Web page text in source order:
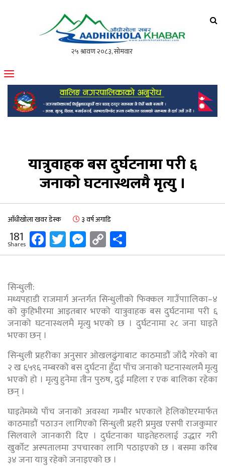
मोफसलकै लोकप्रिय अनलाइन पत्रिका
यात्रुवाहक बस दुर्घटनामा परी ६
जनाको घटनास्थलमै मृत्यु ।
आँधीखोला खवर डेस्क ३ वर्ष अगाडि
181
Shares Facebook
Twitter
Messenger
Copy
Link
सिन्धुली:
मध्यपहाडी राजमार्ग अन्तर्गत सिन्धुलीको फिक्कल गाउँपाालिका–४
को कुहिभीरमा आइतबार भएको यात्रुवाहक बस दुर्घटनामा परी ६
जनाको घटनास्थलमै मृत्यु भएको छ । दुर्घटनामा २८ जना घाइते
भएका छन् ।
सिन्धुली प्रहरीका अनुसार ओखलढुंगाबाट काठमाडौं जाँदै गरेको बा
२ ख ६५९६ नम्बरको बस दुर्घटना हुँदा पाँच जनाको घटनास्थलमै मृत्यु
भएको हो । मृत्यु हुनेमा तीन पुरुष, दुई महिला र एक बालिका रहेका
छन् ।
घाइतेमध्ये पाँच जनाको अवस्था गम्भीर भएकाले हेलिकोप्टरमार्फत
काठमाडौं पठाउन लागिएको सिन्धुली प्रहरी प्रमुख एसपी राजकुमार
सिलवाले जानकारी दिए । दुर्घटनाका घाइतेहरुलाई उद्धार गरी
खुर्कोट अस्पतालमा उपचारका लागि पठाइएको छ । बसमा करिब
३४ जना यात्रु रहेको जनाइएको छ ।